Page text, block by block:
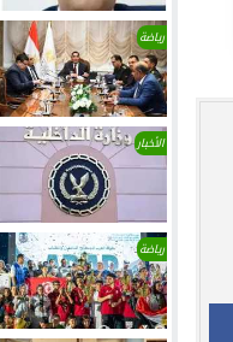
رياضة
الأخبار
رياضة